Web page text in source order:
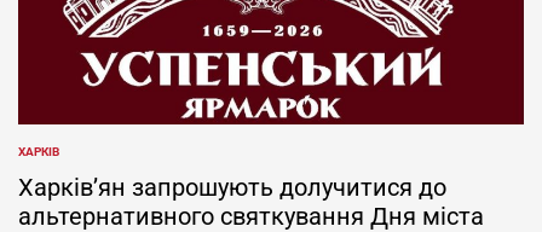
ОПУБЛІКУВАТИ
У
ХАРКІВ
Харків’ян запрошують долучитися до
альтернативного святкування Дня міста